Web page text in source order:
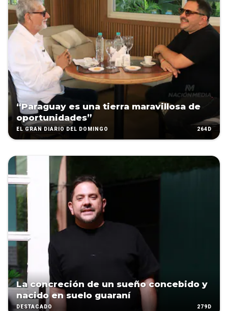
“Paraguay es una tierra maravillosa de
oportunidades”
EL GRAN DIARIO DEL DOMINGO 264D
La concreción de un sueño concebido y
nacido en suelo guaraní
DESTACADO 279D